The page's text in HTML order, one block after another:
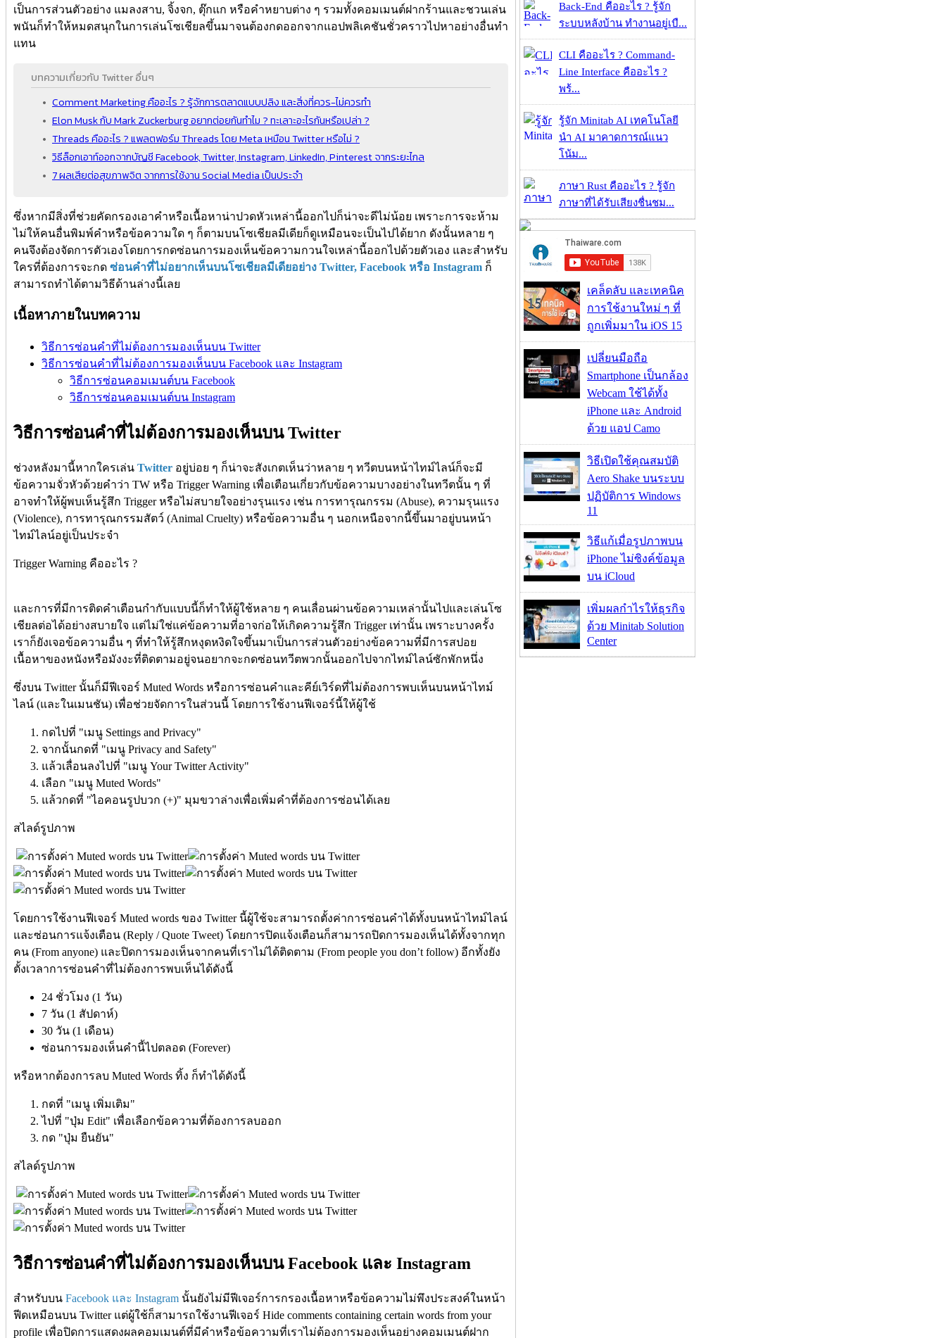
เป็นการส่วนตัวอย่าง แมลงสาบ, จิ้งจก, ตุ๊กแก หรือคำหยาบต่าง ๆ รวมทั้งคอมเมนต์ฝากร้านและชวนเล่น
พนันก็ทำให้หมดสนุกในการเล่นโซเชียลขึ้นมาจนต้องกดออกจากแอปพลิเคชันชั่วคราวไปหาอย่างอื่นทำ
แทน
บทความเกี่ยวกับ Twitter อื่นๆ
Comment Marketing คืออะไร ? รู้จักการตลาดแบบปลิง และสิ่งที่ควร-ไม่ควรทำ
Elon Musk กับ Mark Zuckerburg อยากต่อยกันทำไม ? ทะเลาะอะไรกันหรือเปล่า ?
Threads คืออะไร ? แพลตฟอร์ม Threads โดย Meta เหมือน Twitter หรือไม่ ?
วิธีล็อกเอาท์ออกจากบัญชี Facebook, Twitter, Instagram, LinkedIn, Pinterest จากระยะไกล
7 ผลเสียต่อสุขภาพจิต จากการใช้งาน Social Media เป็นประจำ
ซึ่งหากมีสิ่งที่ช่วยคัดกรองเอาคำหรือเนื้อหาน่าปวดหัวเหล่านี้ออกไปก็น่าจะดีไม่น้อย เพราะการจะห้าม
ไม่ให้คนอื่นพิมพ์คำหรือข้อความใด ๆ ก็ตามบนโซเชียลมีเดียก็ดูเหมือนจะเป็นไปได้ยาก ดังนั้นหลาย ๆ
คนจึงต้องจัดการตัวเองโดยการกดซ่อนการมองเห็นข้อความกวนใจเหล่านี้ออกไปด้วยตัวเอง และสำหรับ
ใครที่ต้องการจะกด ซ่อนคำที่ไม่อยากเห็นบนโซเชียลมีเดียอย่าง Twitter, Facebook หรือ Instagram ก็
สามารถทำได้ตามวิธีด้านล่างนี้เลย
เนื้อหาภายในบทความ
วิธีการซ่อนคำที่ไม่ต้องการมองเห็นบน Twitter
วิธีการซ่อนคำที่ไม่ต้องการมองเห็นบน Facebook และ Instagram
วิธีการซ่อนคอมเมนต์บน Facebook
วิธีการซ่อนคอมเมนต์บน Instagram
วิธีการซ่อนคำที่ไม่ต้องการมองเห็นบน Twitter
ช่วงหลังมานี้หากใครเล่น Twitter อยู่บ่อย ๆ ก็น่าจะสังเกตเห็นว่าหลาย ๆ ทวีตบนหน้าไทม์ไลน์ก็จะมี
ข้อความจั่วหัวด้วยคำว่า TW หรือ Trigger Warning เพื่อเตือนเกี่ยวกับข้อความบางอย่างในทวีตนั้น ๆ ที่
อาจทำให้ผู้พบเห็นรู้สึก Trigger หรือไม่สบายใจอย่างรุนแรง เช่น การทารุณกรรม (Abuse), ความรุนแรง
(Violence), การทารุณกรรมสัตว์ (Animal Cruelty) หรือข้อความอื่น ๆ นอกเหนือจากนี้ขึ้นมาอยู่บนหน้า
ไทม์ไลน์อยู่เป็นประจำ
Trigger Warning คืออะไร ?
และการที่มีการติดคำเตือนกำกับแบบนี้ก็ทำให้ผู้ใช้หลาย ๆ คนเลื่อนผ่านข้อความเหล่านั้นไปและเล่นโซ
เชียลต่อได้อย่างสบายใจ แต่ไม่ใช่แค่ข้อความที่อาจก่อให้เกิดความรู้สึก Trigger เท่านั้น เพราะบางครั้ง
เราก็ยังเจอข้อความอื่น ๆ ที่ทำให้รู้สึกหงุดหงิดใจขึ้นมาเป็นการส่วนตัวอย่างข้อความที่มีการสปอย
เนื้อหาของหนังหรือมังงะที่ติดตามอยู่จนอยากจะกดซ่อนทวีตพวกนั้นออกไปจากไทม์ไลน์ซักพักหนึ่ง
ซึ่งบน Twitter นั้นก็มีฟีเจอร์ Muted Words หรือการซ่อนคำและคีย์เวิร์ดที่ไม่ต้องการพบเห็นบนหน้าไทม์
ไลน์ (และในเมนชัน) เพื่อช่วยจัดการในส่วนนี้ โดยการใช้งานฟีเจอร์นี้ให้ผู้ใช้
กดไปที่ "เมนู Settings and Privacy"
จากนั้นกดที่ "เมนู Privacy and Safety"
แล้วเลื่อนลงไปที่ "เมนู Your Twitter Activity"
เลือก "เมนู Muted Words"
แล้วกดที่ "ไอคอนรูปบวก (+)" มุมขวาล่างเพื่อเพิ่มคำที่ต้องการซ่อนได้เลย
สไลด์รูปภาพ
โดยการใช้งานฟีเจอร์ Muted words ของ Twitter นี้ผู้ใช้จะสามารถตั้งค่าการซ่อนคำได้ทั้งบนหน้าไทม์ไลน์
และซ่อนการแจ้งเตือน (Reply / Quote Tweet) โดยการปิดแจ้งเตือนก็สามารถปิดการมองเห็นได้ทั้งจากทุก
คน (From anyone) และปิดการมองเห็นจากคนที่เราไม่ได้ติดตาม (From people you don’t follow) อีกทั้งยัง
ตั้งเวลาการซ่อนคำที่ไม่ต้องการพบเห็นได้ดังนี้
24 ชั่วโมง (1 วัน)
7 วัน (1 สัปดาห์)
30 วัน (1 เดือน)
ซ่อนการมองเห็นคำนี้ไปตลอด (Forever)
หรือหากต้องการลบ Muted Words ทิ้ง ก็ทำได้ดังนี้
กดที่ "เมนู เพิ่มเติม"
ไปที่ "ปุ่ม Edit" เพื่อเลือกข้อความที่ต้องการลบออก
กด "ปุ่ม ยืนยัน"
สไลด์รูปภาพ
วิธีการซ่อนคำที่ไม่ต้องการมองเห็นบน Facebook และ Instagram
สำหรับบน Facebook และ Instagram นั้นยังไม่มีฟีเจอร์การกรองเนื้อหาหรือข้อความไม่พึงประสงค์ในหน้า
ฟีดเหมือนบน Twitter แต่ผู้ใช้ก็สามารถใช้งานฟีเจอร์ Hide comments containing certain words from your
profile เพื่อปิดการแสดงผลคอมเมนต์ที่มีคำหรือข้อความที่เราไม่ต้องการมองเห็นอย่างคอมเมนต์ฝาก
Back-End คืออะไร ? รู้จัก
ระบบหลังบ้าน ทำงานอยู่เบื...
CLI คืออะไร ? Command-
Line Interface คืออะไร ?
พร้...
รู้จัก Minitab AI เทคโนโลยี
นำ AI มาคาดการณ์แนว
โน้ม...
ภาษา Rust คืออะไร ? รู้จัก
ภาษาที่ได้รับเสียงชื่นชม...
เคล็ดลับ และเทคนิค
การใช้งานใหม่ ๆ ที่
ถูกเพิ่มมาใน iOS 15
เปลี่ยนมือถือ
Smartphone เป็นกล้อง
Webcam ใช้ได้ทั้ง
iPhone และ Android
ด้วย แอป Camo
วิธีเปิดใช้คุณสมบัติ
Aero Shake บนระบบ
ปฏิบัติการ Windows
11
วิธีแก้เมื่อรูปภาพบน
iPhone ไม่ซิงค์ข้อมูล
บน iCloud
เพิ่มผลกำไรให้ธุรกิจ
ด้วย Minitab Solution
Center